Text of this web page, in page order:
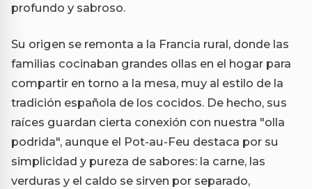
profundo y sabroso.
Su origen se remonta a la Francia rural, donde las
familias cocinaban grandes ollas en el hogar para
compartir en torno a la mesa, muy al estilo de la
tradición española de los cocidos. De hecho, sus
raíces guardan cierta conexión con nuestra "olla
podrida", aunque el Pot-au-Feu destaca por su
simplicidad y pureza de sabores: la carne, las
verduras y el caldo se sirven por separado,